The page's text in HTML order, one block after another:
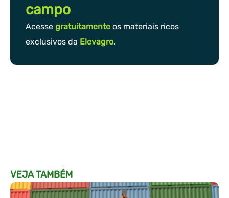
campo
Acesse gratuitamente os materiais ricos
exclusivos da Elevagro.
VEJA TAMBÉM